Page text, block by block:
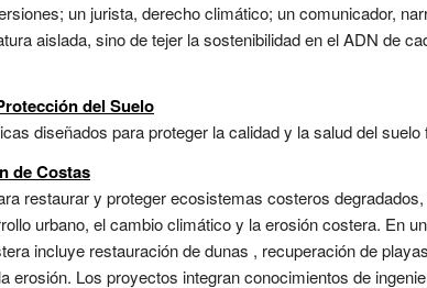
un jurista, derecho climático; un comunicador,
aislada, sino de tejer la sostenibilidad en el ADN de
del Suelo
diseñados para proteger la calidad y la salud del
de Costas
restaurar y proteger ecosistemas costeros
urbano, el cambio climático y la erosión costera. En
incluye restauración de dunas , recuperación de
erosión. Los proyectos integran conocimientos de